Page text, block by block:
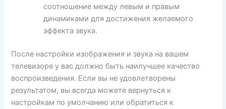
соотношение между левым и правым
динамиками для достижения желаемого
эффекта звука.
После настройки изображения и звука на вашем
телевизоре у вас должно быть наилучшее качество
воспроизведения. Если вы не удовлетворены
результатом, вы всегда можете вернуться к
настройкам по умолчанию или обратиться к